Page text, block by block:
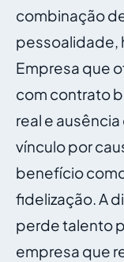
combinação
pessoalidade,
Empresa que
com contrato
real e
vínculo por
benefício
fidelização. A
perde talento
empresa que